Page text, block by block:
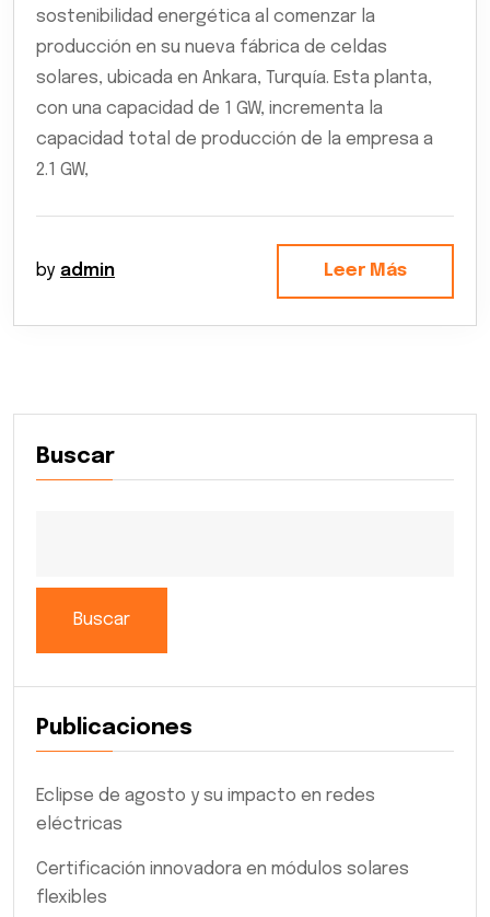
sostenibilidad energética al comenzar la
producción en su nueva fábrica de celdas
solares, ubicada en Ankara, Turquía. Esta planta,
con una capacidad de 1 GW, incrementa la
capacidad total de producción de la empresa a
2.1 GW,
by admin Leer Más
Buscar
Buscar
Publicaciones
Eclipse de agosto y su impacto en redes
eléctricas
Certificación innovadora en módulos solares
flexibles